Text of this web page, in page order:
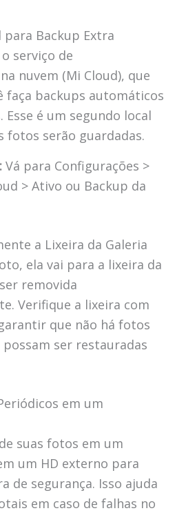
para Backup Extra
serviço de
nuvem (Mi Cloud), que
faça backups automáticos
Esse é um segundo local
fotos serão guardadas.
Vá para Configurações >
> Ativo ou Backup da
a Lixeira da Galeria
ela vai para a lixeira da
removida
Verifique a lixeira com
que não há fotos
ser restauradas
em um
suas fotos em um
um HD externo para
de segurança. Isso ajuda
em caso de falhas no